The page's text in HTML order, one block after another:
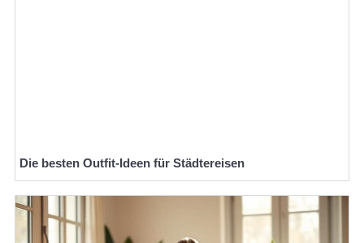
Die besten Outfit-Ideen für Städtereisen